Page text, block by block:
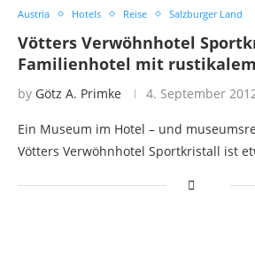
Austria Hotels Reise Salzburger Land
Vötters Verwöhnhotel
Familienhotel mit
by Götz A. Primke 4. September
Ein Museum im Hotel – und
Vötters Verwöhnhotel Sportkristall ist